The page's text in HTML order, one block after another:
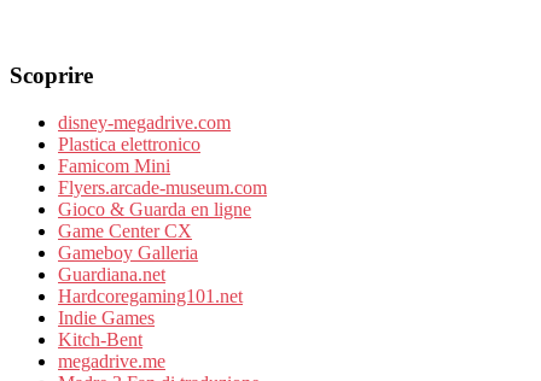
Scoprire
disney-megadrive.com
Plastica elettronico
Famicom Mini
Flyers.arcade-museum.com
Gioco & Guarda en ligne
Game Center CX
Gameboy Galleria
Guardiana.net
Hardcoregaming101.net
Indie Games
Kitch-Bent
megadrive.me